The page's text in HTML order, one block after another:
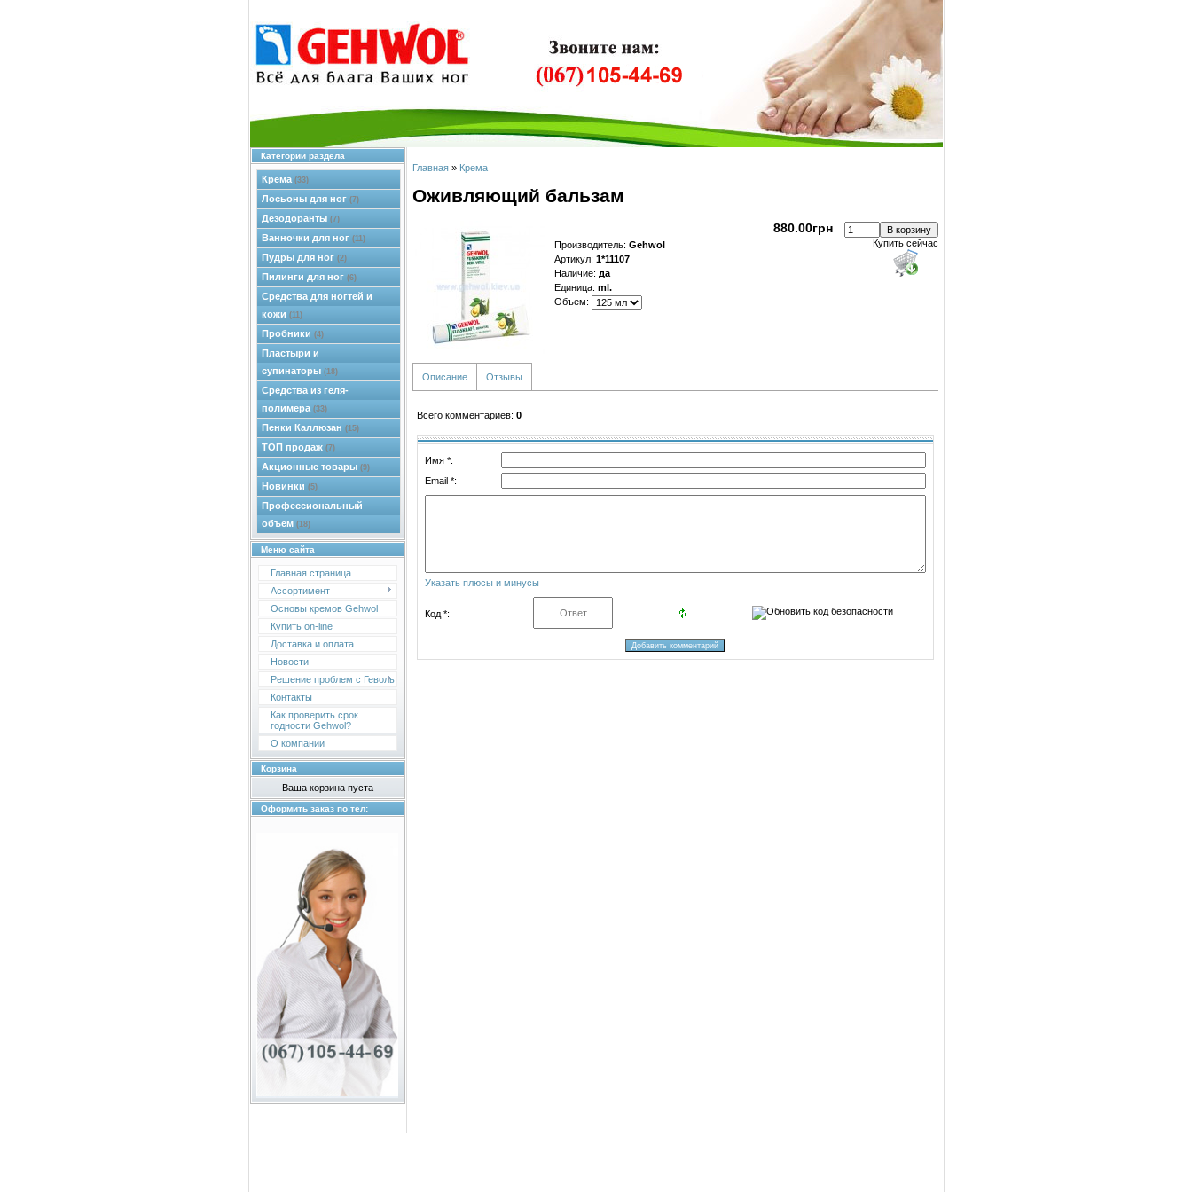
Категории раздела
Крема (33)
Лосьоны для ног (7)
Дезодоранты (7)
Ванночки для ног (11)
Пудры для ног (2)
Пилинги для ног (6)
Средства для ногтей и
кожи (11)
Пробники (4)
Пластыри и
супинаторы (18)
Средства из геля-
полимера (33)
Пенки Каллюзан (15)
ТОП продаж (7)
Акционные товары (9)
Новинки (5)
Профессиональный
объем (18)
Меню сайта
Главная страница
Ассортимент
Основы кремов Gehwol
Купить on-line
Доставка и оплата
Новости
Решение проблем с Геволь
Контакты
Как проверить срок
годности Gehwol?
О компании
Корзина
Ваша корзина пуста
Оформить заказ по тел:
Главная » Крема
Оживляющий бальзам
880.00грн
Производитель: Gehwol
Артикул: 1*11107
Наличие: да
Единица: ml.
Объем:
Купить сейчас
Описание Отзывы
Всего комментариев: 0
Имя *:
Email *:
Указать плюсы и минусы
Код *: